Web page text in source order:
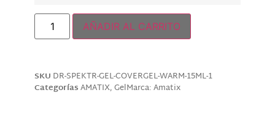
AÑADIR AL CARRITO
SKU DR-SPEKTR-GEL-COVERGEL-WARM-15ML-1
CategoríasAMATIX,GelMarca:Amatix